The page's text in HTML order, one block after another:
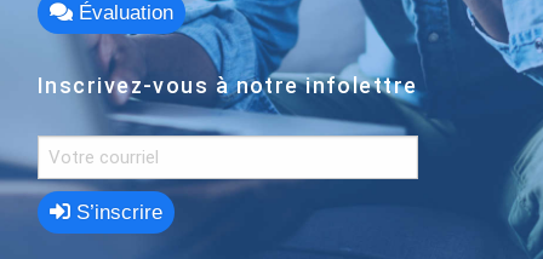
Évaluation
Inscrivez-vous à notre infolettre
S’inscrire